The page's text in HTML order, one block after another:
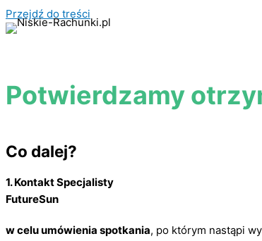
Przejdź do treści
Potwierdzamy
Co dalej?
1.Kontakt Specjalisty
FutureSun
w celu umówienia spotkania, po którym nastąpi